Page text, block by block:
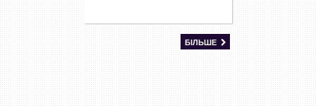
БІЛЬШЕ